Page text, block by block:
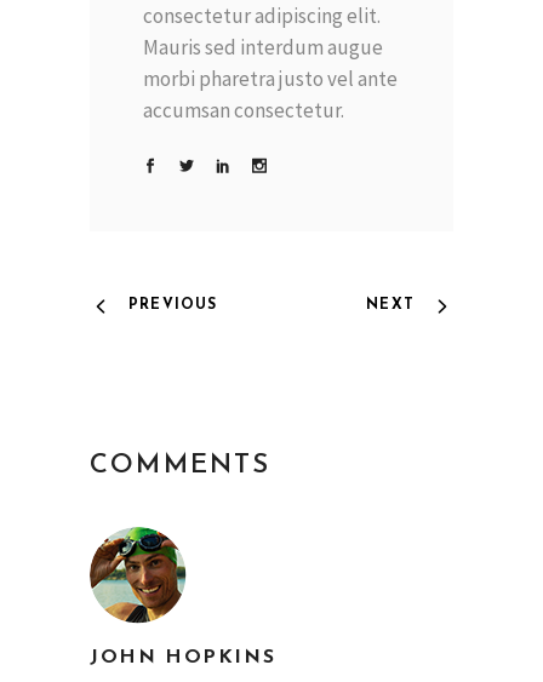
consectetur adipiscing elit.
Mauris sed interdum augue
morbi pharetra justo vel ante
accumsan consectetur.
PREVIOUS NEXT
COMMENTS
JOHN HOPKINS